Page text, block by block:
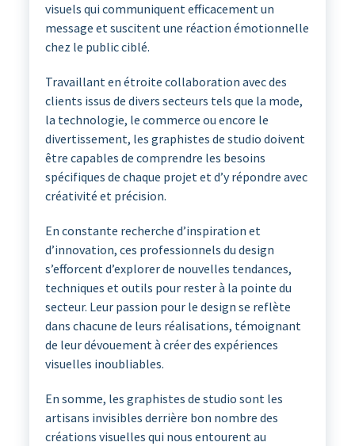
visuels qui communiquent efficacement un
message et suscitent une réaction émotionnelle
chez le public ciblé.
Travaillant en étroite collaboration avec des
clients issus de divers secteurs tels que la mode,
la technologie, le commerce ou encore le
divertissement, les graphistes de studio doivent
être capables de comprendre les besoins
spécifiques de chaque projet et d’y répondre avec
créativité et précision.
En constante recherche d’inspiration et
d’innovation, ces professionnels du design
s’efforcent d’explorer de nouvelles tendances,
techniques et outils pour rester à la pointe du
secteur. Leur passion pour le design se reflète
dans chacune de leurs réalisations, témoignant
de leur dévouement à créer des expériences
visuelles inoubliables.
En somme, les graphistes de studio sont les
artisans invisibles derrière bon nombre des
créations visuelles qui nous entourent au